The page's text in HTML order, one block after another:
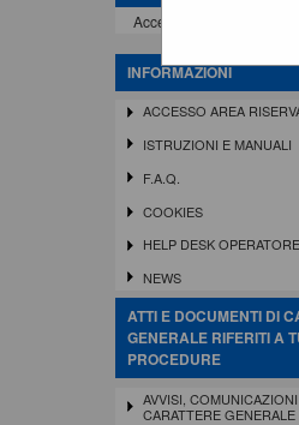
Accedi - Registrati
INFORMAZIONI
ACCESSO AREA
ISTRUZIONI E MANUALI
F.A.Q.
COOKIES
HELP DESK
NEWS
ATTI E DOCUMENTI DI
GENERALE RIFERITI A
PROCEDURE
AVVISI,
CARATTERE GENERALE